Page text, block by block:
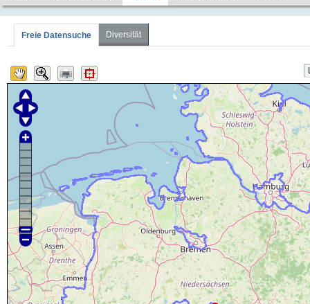
Freie Datensuche Diversität